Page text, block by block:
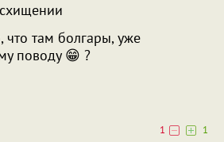
что там болгары, уже
поводу 😁 ?
1
1